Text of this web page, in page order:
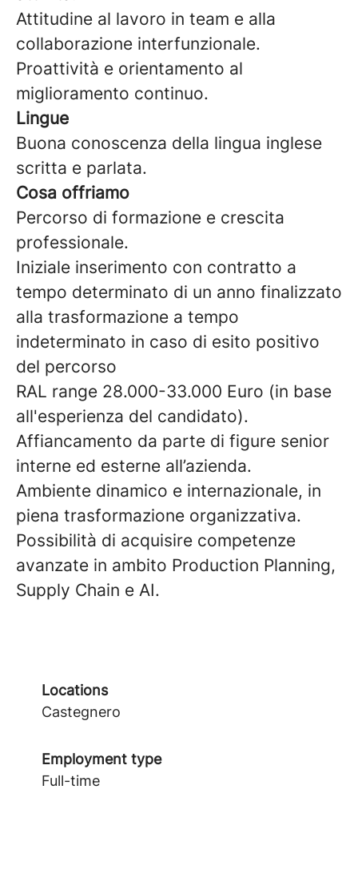
Attitudine al lavoro in team e alla
collaborazione interfunzionale.
Proattività e orientamento al
miglioramento continuo.
Lingue
Buona conoscenza della lingua inglese
scritta e parlata.
Cosa offriamo
Percorso di formazione e crescita
professionale.
Iniziale inserimento con contratto a
tempo determinato di un anno finalizzato
alla trasformazione a tempo
indeterminato in caso di esito positivo
del percorso
RAL range 28.000-33.000 Euro (in base
all'esperienza del candidato).
Affiancamento da parte di figure senior
interne ed esterne all’azienda.
Ambiente dinamico e internazionale, in
piena trasformazione organizzativa.
Possibilità di acquisire competenze
avanzate in ambito Production Planning,
Supply Chain e AI.
Locations
Castegnero
Employment type
Full-time